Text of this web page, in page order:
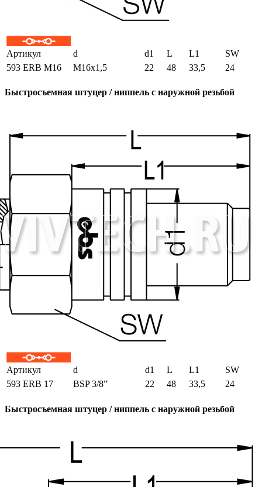
Артикул d d1 L L1
SW
593 ERB M16
M16x1,5 22 48 33,5 24
Быстросъемная штуцер / ниппель с наружной резьбой
Артикул d d1 L L1
SW
593 ERB 17
BSP 3/8” 22 48 33,5 24
Быстросъемная штуцер / ниппель с наружной резьбой